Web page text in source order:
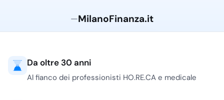
—MilanoFinanza.it
Da oltre 30 anni
Al fianco dei professionisti HO.RE.CA e medicale